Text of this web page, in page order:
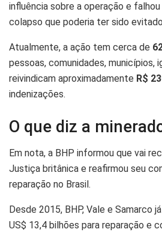
influência sobre a operação e
colapso que poderia ter sido
Atualmente, a ação tem cerca de
pessoas, comunidades, municípios,
reivindicam aproximadamente R$
indenizações.
O que diz a
Em nota, a BHP informou que vai
Justiça britânica e reafirmou seu
reparação no Brasil.
Desde 2015, BHP, Vale e Samarco
US$ 13,4 bilhões para reparação e